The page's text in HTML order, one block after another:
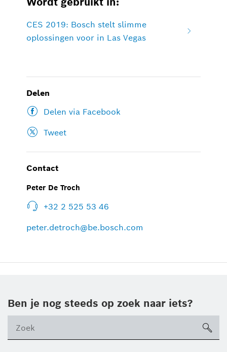
CES 2019: Bosch stelt slimme
oplossingen voor in Las Vegas
Delen
Delen via Facebook
Tweet
Contact
Peter De Troch
+32 2 525 53 46
peter.detroch@be.bosch.com
Ben je nog steeds op zoek naar iets?